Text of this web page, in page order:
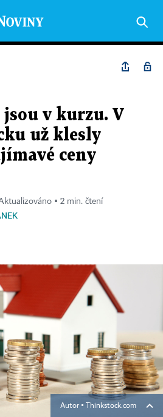
v kurzu. V
už klesly
ceny
Aktualizováno ▪ 2 min. čtení
Autor ▪ Thinkstock.com